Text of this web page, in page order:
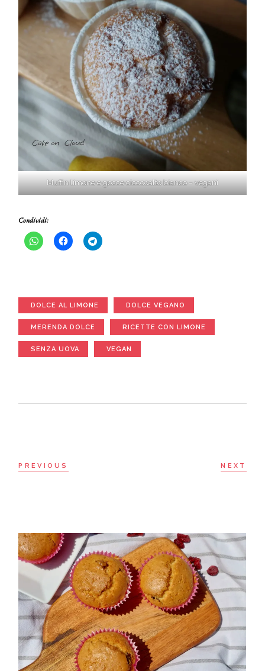
Muffin limone e gocce cioccoalto bianco – vegani
Condividi:
DOLCE AL LIMONE DOLCE VEGANO
MERENDA DOLCE RICETTE CON LIMONE
SENZA UOVA VEGAN
PREVIOUS NEXT